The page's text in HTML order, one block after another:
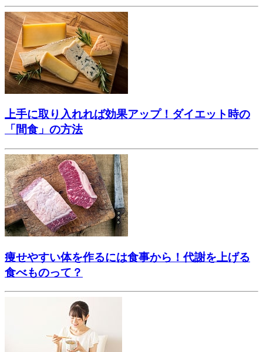
上手に取り入れれば効果アップ！ダイエット時の
「間食」の方法
痩せやすい体を作るには食事から！代謝を上げる
食べものって？